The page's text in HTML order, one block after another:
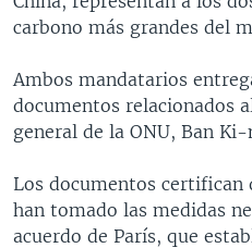
carbono más grandes del
Ambos mandatarios
documentos relacionados
general de la ONU, Ban
Los documentos certifican
han tomado las medidas
acuerdo de París, que